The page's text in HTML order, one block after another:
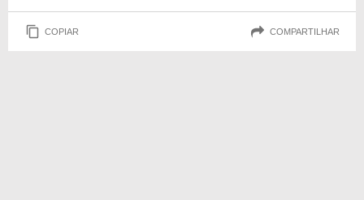
COPIAR COMPARTILHAR